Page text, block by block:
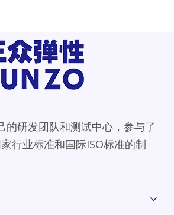
的研发团队和测试中心，参与了
行业标准和国际ISO标准的制